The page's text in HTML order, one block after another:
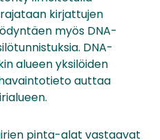
kirjattujen
myös DNA-
DNA-
alueen yksilöiden
auttaa
pinta-alat vastaavat